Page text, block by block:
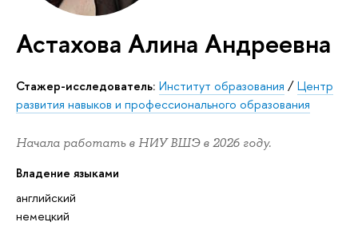
Астахова Алина Андреевна
Стажер-исследователь: Институт образования /Центр
развития навыков и профессионального образования
Начала работать в НИУ ВШЭ в 2026 году.
Владение языками
английский
немецкий